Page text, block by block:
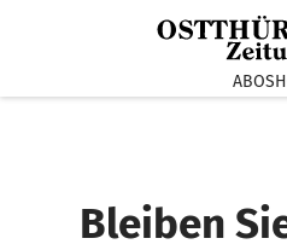
Bleiben